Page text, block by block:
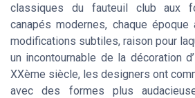
classiques du fauteuil club aux
canapés modernes, chaque
modifications subtiles, raison pour
un incontournable de la décoration
XXème siècle, les designers ont
avec des formes plus